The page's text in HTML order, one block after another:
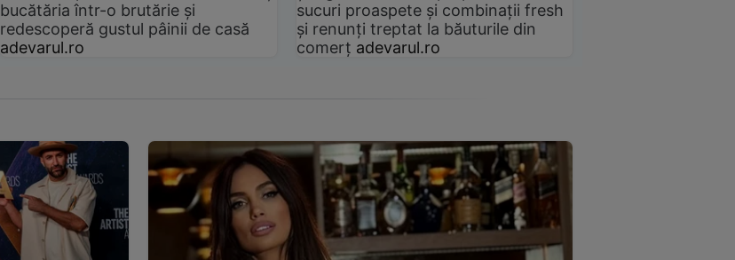
bucătăria într-o brutărie și
redescoperă gustul pâinii de casă
adevarul.ro
sucuri proaspete și combinații fresh
și renunți treptat la băuturile din
comerț adevarul.ro